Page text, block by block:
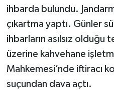
ihbarda bulundu.
çıkartma yaptı. Günler
ihbarların asılsız
üzerine kahvehane
Mahkemesi’nde iftiracı
suçundan dava açtı.